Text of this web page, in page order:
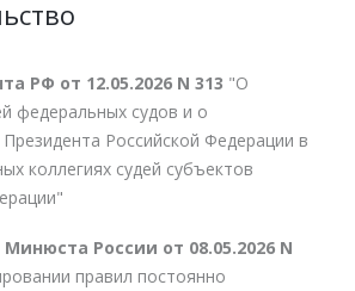
РФ от 12.05.2026 N 313 "О
федеральных судов и о
Российской Федерации в
коллегиях судей субъектов
России от 08.05.2026 N
правил постоянно